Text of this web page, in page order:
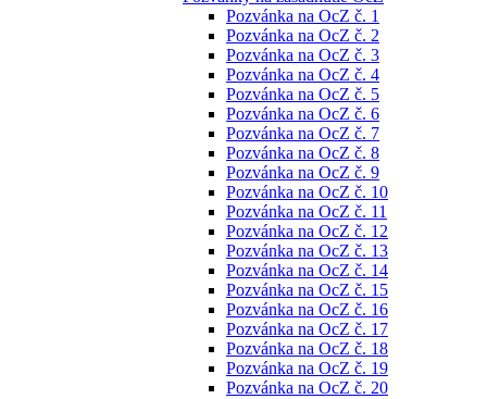
Pozvánka na OcZ č. 1
Pozvánka na OcZ č. 2
Pozvánka na OcZ č. 3
Pozvánka na OcZ č. 4
Pozvánka na OcZ č. 5
Pozvánka na OcZ č. 6
Pozvánka na OcZ č. 7
Pozvánka na OcZ č. 8
Pozvánka na OcZ č. 9
Pozvánka na OcZ č. 10
Pozvánka na OcZ č. 11
Pozvánka na OcZ č. 12
Pozvánka na OcZ č. 13
Pozvánka na OcZ č. 14
Pozvánka na OcZ č. 15
Pozvánka na OcZ č. 16
Pozvánka na OcZ č. 17
Pozvánka na OcZ č. 18
Pozvánka na OcZ č. 19
Pozvánka na OcZ č. 20